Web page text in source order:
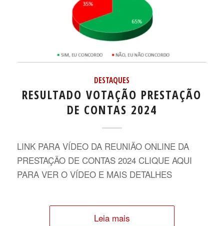
DESTAQUES
RESULTADO VOTAÇÃO PRESTAÇÃO
DE CONTAS 2024
LINK PARA VÍDEO DA REUNIÃO ONLINE DA
PRESTAÇÃO DE CONTAS 2024 CLIQUE AQUI
PARA VER O VÍDEO E MAIS DETALHES
Leia mais